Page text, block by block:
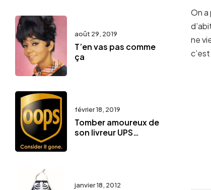
août 29, 2019
T’en vas pas comme
ça
février 18, 2019
Tomber amoureux de
son livreur UPS…
janvier 18, 2012
On a
ne